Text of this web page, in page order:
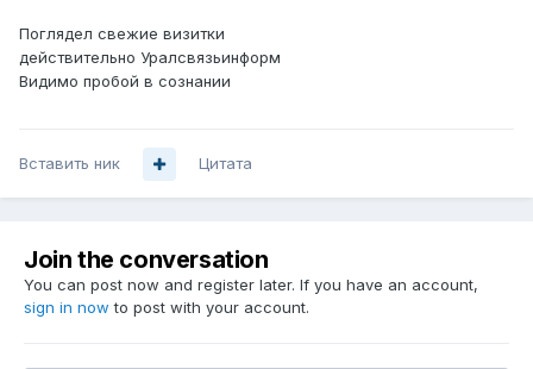
Поглядел свежие визитки
действительно Уралсвязьинформ
Видимо пробой в сознании
Вставить ник Цитата
Join the conversation
You can post now and register later. If you have an account,
sign in now to post with your account.